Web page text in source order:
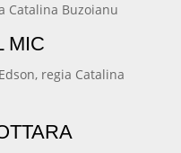
Catalina Buzoianu
MIC
regia Catalina